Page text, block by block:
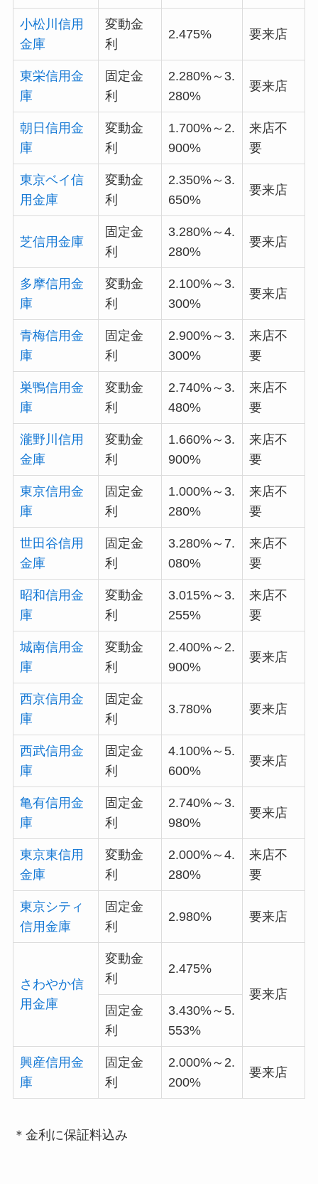
小松川信用
金庫
変動金
利
2.475% 要来店
東栄信用金
庫
固定金
利
2.280%～3.
280%
要来店
朝日信用金
庫
変動金
利
1.700%～2.
900%
来店不
要
東京ベイ信
用金庫
変動金
利
2.350%～3.
650%
要来店
芝信用金庫
固定金
利
3.280%～4.
280%
要来店
多摩信用金
庫
変動金
利
2.100%～3.
300%
要来店
青梅信用金
庫
固定金
利
2.900%～3.
300%
来店不
要
巣鴨信用金
庫
変動金
利
2.740%～3.
480%
来店不
要
瀧野川信用
金庫
変動金
利
1.660%～3.
900%
来店不
要
東京信用金
庫
固定金
利
1.000%～3.
280%
来店不
要
世田谷信用
金庫
固定金
利
3.280%～7.
080%
来店不
要
昭和信用金
庫
変動金
利
3.015%～3.
255%
来店不
要
城南信用金
庫
変動金
利
2.400%～2.
900%
要来店
西京信用金
庫
固定金
利
3.780% 要来店
西武信用金
庫
固定金
利
4.100%～5.
600%
要来店
亀有信用金
庫
固定金
利
2.740%～3.
980%
要来店
東京東信用
金庫
変動金
利
2.000%～4.
280%
来店不
要
東京シティ
信用金庫
固定金
利
2.980% 要来店
さわやか信
用金庫
変動金
利
2.475%
要来店
固定金
利
3.430%～5.
553%
興産信用金
庫
固定金
利
2.000%～2.
200%
要来店
＊金利に保証料込み